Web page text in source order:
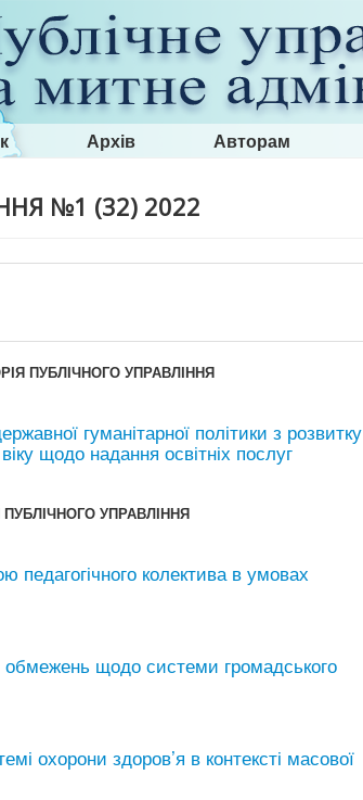
Архів Авторам
№1 (32) 2022
ПУБЛІЧНОГО УПРАВЛІННЯ
гуманітарної політики з розвитку
щодо надання освітніх послуг
УПРАВЛІННЯ
педагогічного колектива в умовах
обмежень щодо системи громадського
охорони здоров’я в контексті масової